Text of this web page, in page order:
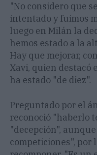
"No considero que
intentado y fuimos
luego en Milán la
hemos estado a la
Hay que mejorar,
Xavi, quien destacó
ha estado "de diez".
Preguntado por el
reconoció "haberlo
"decepción",
competiciones", por